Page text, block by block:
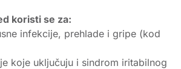
koristi se za:
infekcije, prehlade i gripe (kod
koje uključuju i sindrom iritabilnog